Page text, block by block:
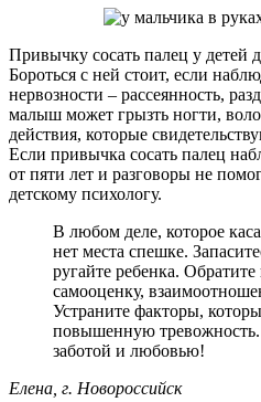
Привычку сосать палец у детей
Бороться с ней стоит, если
нервозности – рассеянность,
малыш может грызть ногти,
действия, которые
Если привычка сосать палец
от пяти лет и разговоры не
детскому психологу.
В любом деле, которое
нет места спешке.
ругайте ребенка.
самооценку,
Устраните факторы,
повышенную
заботой и любовью!
Елена, г. Новороссийск